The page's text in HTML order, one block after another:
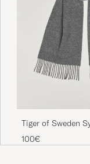
Tiger of Sweden
Charcoal
100€